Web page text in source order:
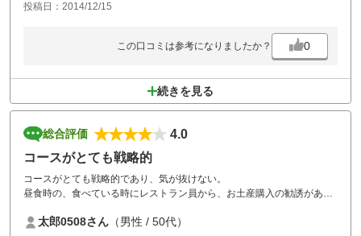
投稿日：2014/12/15
この口コミは参考になりましたか？ 0
続きを見る
総合評価
4.0
コースがとても戦略的
コースがとても戦略的であり、気が抜けない。
昼食時の、食べている時にレストラン員から、お土産購入の勧誘があ
太郎0508さん （男性 / 50代）